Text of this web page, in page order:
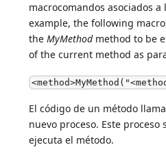
macrocomandos asociados a
example, the following
theMyMethodmethod to be
of the current method as
El código de un método
nuevo proceso. Este proceso
ejecuta el método.